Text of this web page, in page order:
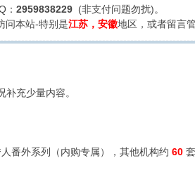
： 2959838229 (非支付问题勿扰)。
问本站-特别是江苏，安徽地区，或者留言
充少量内容。
番外系列（内购专属），其他机构约 60 套